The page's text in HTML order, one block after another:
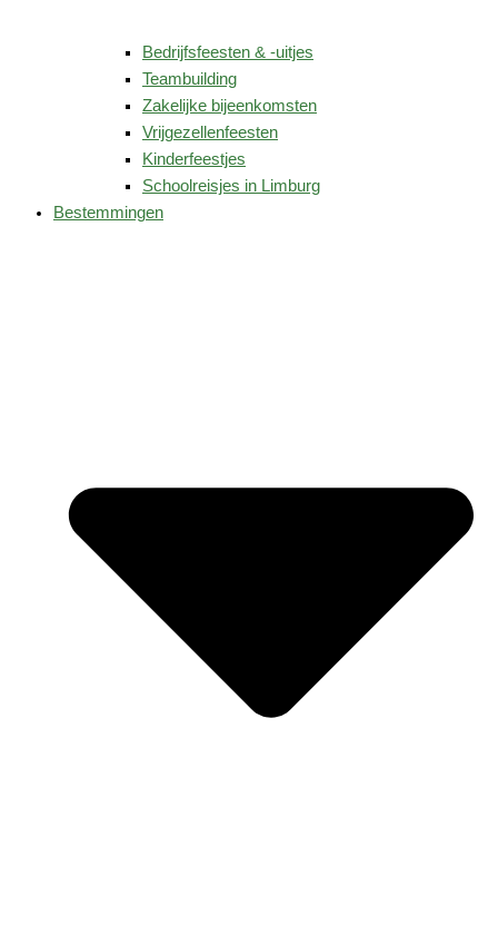
Bedrijfsfeesten & -uitjes
Teambuilding
Zakelijke bijeenkomsten
Vrijgezellenfeesten
Kinderfeestjes
Schoolreisjes in Limburg
Bestemmingen